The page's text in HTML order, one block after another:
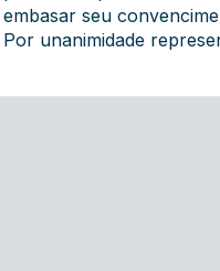
embasar seu
Por unanimidade